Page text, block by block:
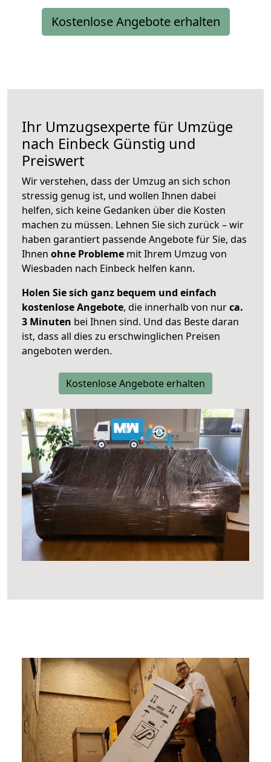
Kostenlose Angebote erhalten
Ihr Umzugsexperte für Umzüge
nach Einbeck Günstig und
Preiswert
Wir verstehen, dass der Umzug an sich schon
stressig genug ist, und wollen Ihnen dabei
helfen, sich keine Gedanken über die Kosten
machen zu müssen. Lehnen Sie sich zurück – wir
haben garantiert passende Angebote für Sie, das
Ihnen ohne Probleme mit Ihrem Umzug von
Wiesbaden nach Einbeck helfen kann.
Holen Sie sich ganz bequem und einfach
kostenlose Angebote, die innerhalb von nurca.
3 Minuten bei Ihnen sind. Und das Beste daran
ist, dass all dies zu erschwinglichen Preisen
angeboten werden.
Kostenlose Angebote erhalten